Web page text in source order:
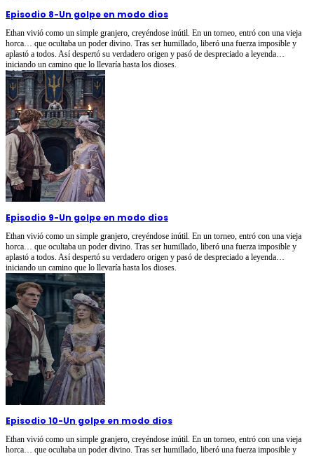
Episodio 8-Un golpe en modo dios
Ethan vivió como un simple granjero, creyéndose inútil. En un torneo, entró con una vieja
horca… que ocultaba un poder divino. Tras ser humillado, liberó una fuerza imposible y
aplastó a todos. Así despertó su verdadero origen y pasó de despreciado a leyenda…
iniciando un camino que lo llevaría hasta los dioses.
Episodio 9-Un golpe en modo dios
Ethan vivió como un simple granjero, creyéndose inútil. En un torneo, entró con una vieja
horca… que ocultaba un poder divino. Tras ser humillado, liberó una fuerza imposible y
aplastó a todos. Así despertó su verdadero origen y pasó de despreciado a leyenda…
iniciando un camino que lo llevaría hasta los dioses.
Episodio 10-Un golpe en modo dios
Ethan vivió como un simple granjero, creyéndose inútil. En un torneo, entró con una vieja
horca… que ocultaba un poder divino. Tras ser humillado, liberó una fuerza imposible y